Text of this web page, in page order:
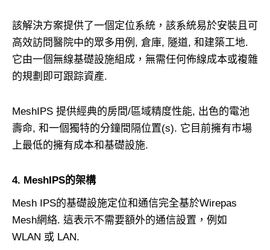
該解決方案提供了一個定位系統，該系統易於安裝且可
高效訪問醫院中的眾多用例, 倉庫, 隧道, 和建築工地.
它由一個無線基礎設施組成，無需任何佈線成本或複雜
的規劃即可跟踪資產.
MeshIPS 提供經典的房間/區域精度性能, 出色的電池
壽命, 和一個獨特的分鐘間隔位置(s). 它目前擁有市場
上最低的擁有成本和基礎設施.
4. MeshIPS的架構
Mesh IPS的基礎設施定位和通信完全基於Wirepas
Mesh網絡. 這表示不需要額外的通信設置，例如
WLAN 或 LAN.